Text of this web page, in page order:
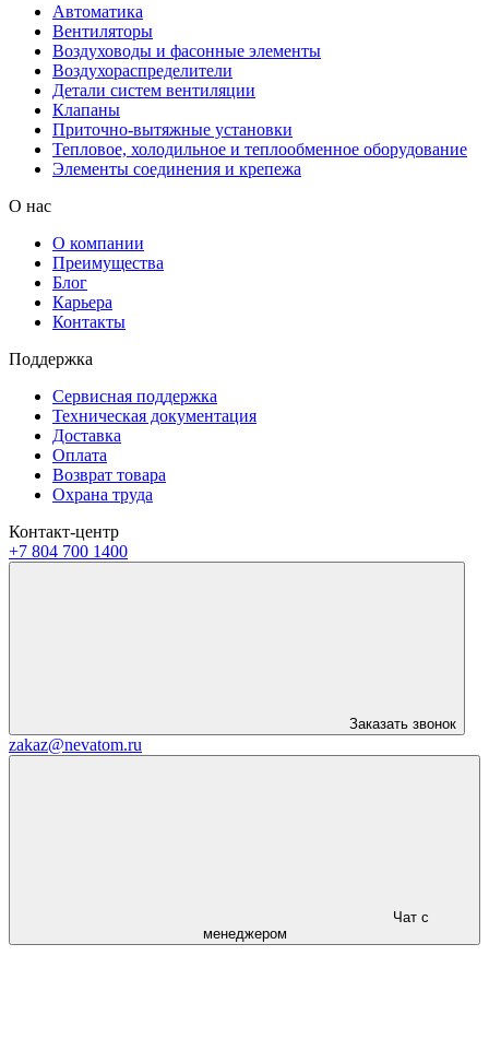
Автоматика
Вентиляторы
Воздуховоды и фасонные элементы
Воздухораспределители
Детали систем вентиляции
Клапаны
Приточно-вытяжные установки
Тепловое, холодильное и теплообменное оборудование
Элементы соединения и крепежа
О нас
О компании
Преимущества
Блог
Карьера
Контакты
Поддержка
Сервисная поддержка
Техническая документация
Доставка
Оплата
Возврат товара
Охрана труда
Контакт-центр
+7 804 700 1400
Заказать звонок
zakaz@nevatom.ru
Чат с
менеджером